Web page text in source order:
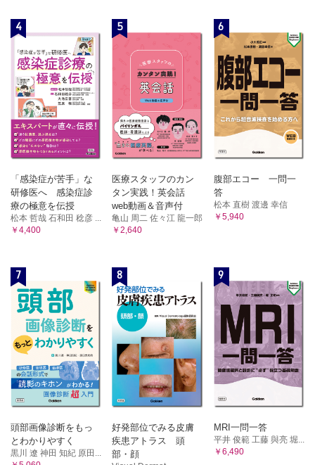
4
「感染症が苦手」な
研修医へ 感染症診
療の極意を伝授
松本 哲哉 石和田 稔彦 ...
￥4,400
5
医療スタッフのカン
タン実践！英会話
web動画＆音声付
亀山 周二 佐々江 龍一郎
￥2,640
6
腹部エコー 一問一
答
松本 直樹 渡邊 幸信
￥5,940
7
頭部画像診断をもっ
とわかりやすく
黒川 遼 神田 知紀 原田...
8
好発部位でみる皮膚
疾患アトラス 頭
部・顔
9
MRI一問一答
平井 俊範 工藤 與亮 堀...
￥6,490